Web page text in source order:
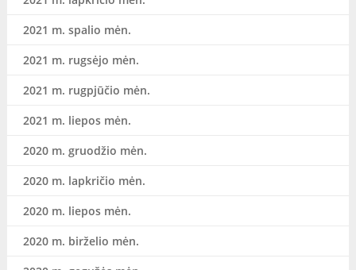
2021 m. spalio mėn.
2021 m. rugsėjo mėn.
2021 m. rugpjūčio mėn.
2021 m. liepos mėn.
2020 m. gruodžio mėn.
2020 m. lapkričio mėn.
2020 m. liepos mėn.
2020 m. birželio mėn.